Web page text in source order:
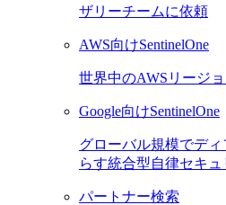
ザリーチームに依頼
AWS向けSentinelOne
世界中のAWSリージ
Google向けSentinelOne
グローバル規模でデ
らす統合型自律セキュ
パートナー検索